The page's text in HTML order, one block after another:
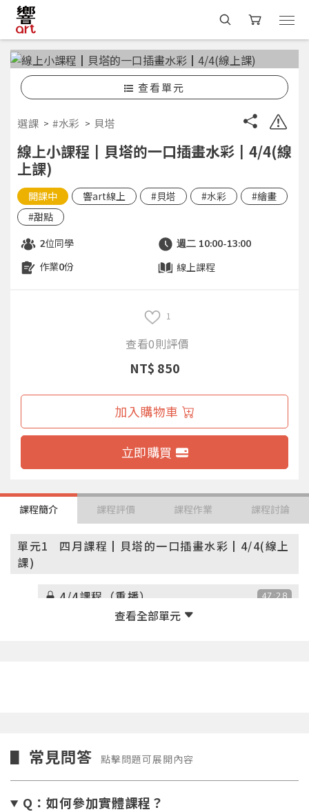
查看單元
選課 #水彩 貝塔
線上小課程┃貝塔的一口插畫水彩┃4/4(線
上課)
開課中 響art線上 #貝塔 #水彩
#繪畫
#甜點
2位同學 週二 10:00-13:00
作業0份 線上課程
1
查看0則評價
NT$ 850
加入購物車
立即購買
課程簡介 課程評價 課程作業 課程討論
單元1
四月課程┃貝塔的一口插畫水彩┃4/4(線上
課)
4/4課程（重播） 47:28
▋ 常見問答 點擊問題可展開內容
Q：如何參加實體課程？